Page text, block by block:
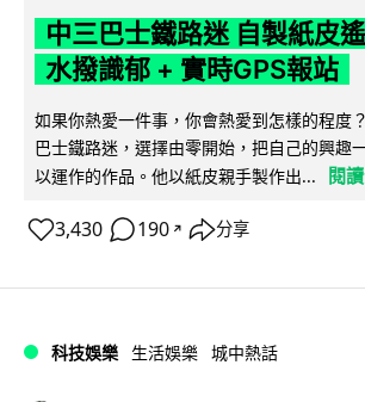
中三巴士鐵路迷 自製紙皮
水撥識郁 + 實時GPS報站
如果你熱愛一件事，你會熱愛到怎樣的程度
巴士鐵路迷，選擇由零開始，把自己的興趣
以運作的作品。他以紙皮親手製作出...
閱
3,430 190 ↗ 分享
科技娛樂 生活娛樂 城中熱話